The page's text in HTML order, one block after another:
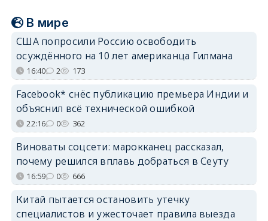
В мире
США попросили Россию освободить
осуждённого на 10 лет американца Гилмана
16:40 2 173
Facebook* снёс публикацию премьера Индии и
объяснил всё технической ошибкой
22:16 0 362
Виноваты соцсети: марокканец рассказал,
почему решился вплавь добраться в Сеуту
16:59 0 666
Китай пытается остановить утечку
специалистов и ужесточает правила выезда